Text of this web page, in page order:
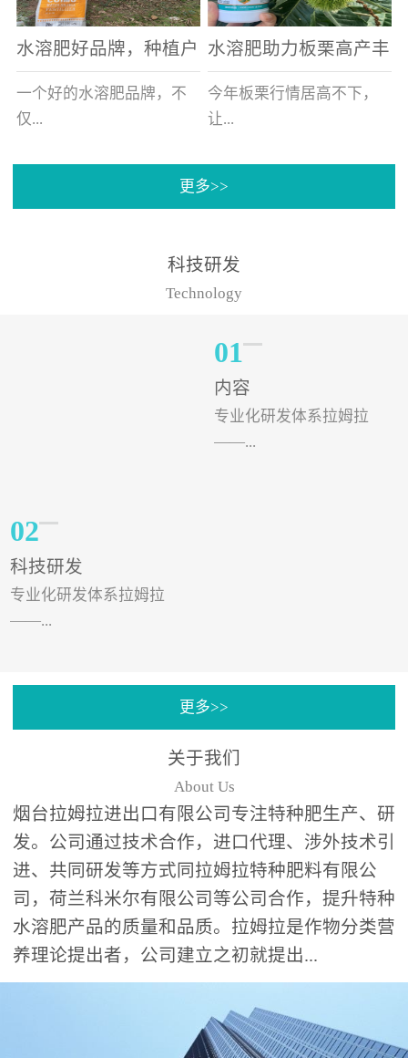
深有体会。今天就一起来
看看，什么样的水溶肥可
以让你的...
显，使用的种植户更是越
来越多。今天，借此机
会，一起来...
水溶肥好品牌，种植户
纷纷为“翠姆“点赞
一个好的水溶肥品牌，不
仅...
帮助作物增产增收，更要
实力。今天要讲的水溶肥
水溶肥助力板栗高产丰
产
今年板栗行情居高不下，
让...
许多板栗种植户都获得了
有位王大姐今年使用一款
非常火爆...
更多>>
科技研发
Technology
01
内容
专业化研发体系拉姆拉
——...
02
科技研发
专业化研发体系拉姆拉
——...
分中心”的科研开发系统，
更多>>
关于我们
About Us
烟台拉姆拉进出口有限公司专注特种肥生产、研
发。公司通过技术合作，进口代理、涉外技术引
进、共同研发等方式同拉姆拉特种肥料有限公
司，荷兰科米尔有限公司等公司合作，提升特种
水溶肥产品的质量和品质。拉姆拉是作物分类营
养理论提出者，公司建立之初就提出...